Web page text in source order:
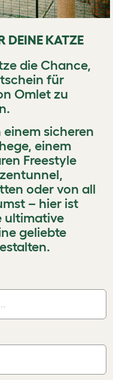
DEINE KATZE
die Chance,
für
Omlet zu
sicheren
einem
Freestyle
oder von all
– hier ist
ultimative
geliebte